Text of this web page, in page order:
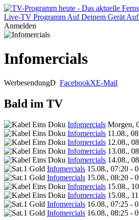
Live-TV Programm Auf Deinem Gerät
Anmelden
Infomercials
WerbesendungD FacebookXE-Mail
Bald im TV
Infomercials Morgen,
Infomercials 11.08.,
Infomercials 12.08.,
Infomercials 13.08.,
Infomercials 14.08.,
Infomercials 15.08., 07:20 -
Infomercials 15.08., 08:20 -
Infomercials 15.08.,
Infomercials 15.08.,
Infomercials 16.08., 07:25 -
Infomercials 16.08., 08:25 -